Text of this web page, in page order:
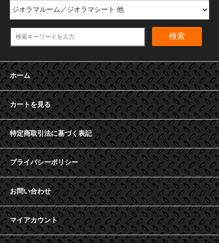
検索
ホーム
カートを見る
特定商取引法に基づく表記
プライバシーポリシー
お問い合わせ
マイアカウント